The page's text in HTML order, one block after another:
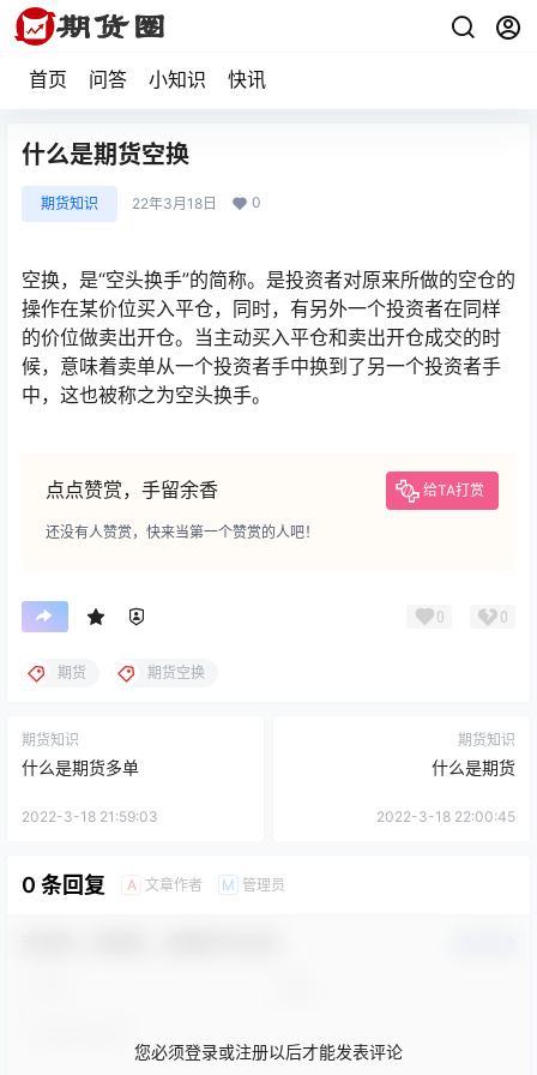
首页 问答 小知识 快讯
什么是期货空换
期货知识 22年3月18日 0
空换，是“空头换手”的简称。是投资者对原来所做的空仓的
操作在某价位买入平仓，同时，有另外一个投资者在同样
的价位做卖出开仓。当主动买入平仓和卖出开仓成交的时
候，意味着卖单从一个投资者手中换到了另一个投资者手
中，这也被称之为空头换手。
点点赞赏，手留余香 给TA打赏
还没有人赞赏，快来当第一个赞赏的人吧！
0 0
期货 期货空换
期货知识
什么是期货多单
2022-3-18 21:59:03
期货知识
什么是期货
2022-3-18 22:00:45
0 条回复 A 文章作者 M 管理员
您必须登录或注册以后才能发表评论